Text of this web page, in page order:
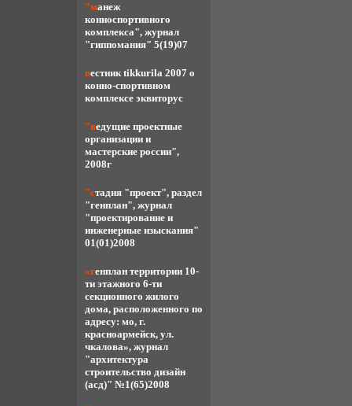
"манеж
конноспортивного
комплекса", журнал
"гиппомания" 5(19)07
вестник tikkurila 2007 о
конно-спортивном
комплексе эквиторус
"ведущие проектные
организации и
мастерские россии",
2008г
"стадия "проект", раздел
"генплан", журнал
"проектирование и
инженерные изыскания"
01(01)2008
«генплан территории 10-
ти этажного 6-ти
секционного жилого
дома, расположенного по
адресу: мо, г.
красноармейск, ул.
чкалова», журнал
"архитектура
строительство дизайн
(асд)" №1(65)2008